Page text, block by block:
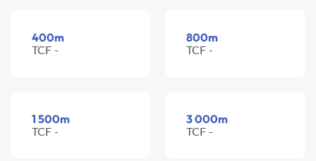
400m
TCF -
800m
TCF -
1 500m
TCF -
3 000m
TCF -